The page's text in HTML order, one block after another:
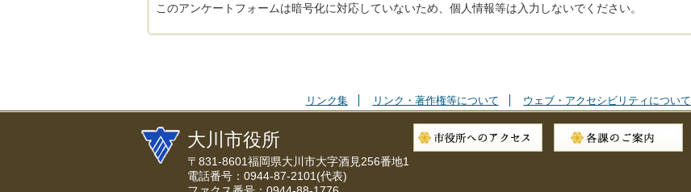
このアンケートフォームは暗号化に対応していないため、個人情報等は入力しないでください。
リンク集 リンク・著作権等について ウェブ・アクセシビリティについて
大川市役所
〒831-8601福岡県大川市大字酒見256番地1
電話番号：0944-87-2101(代表)